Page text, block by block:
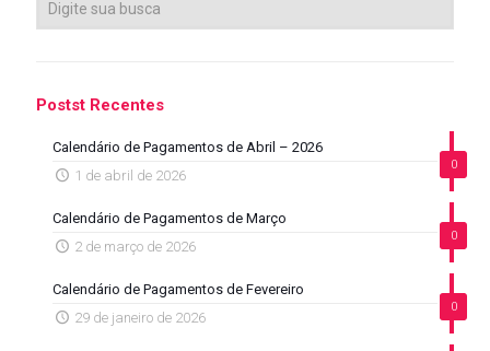
Postst Recentes
0
Calendário de Pagamentos de Abril – 2026
1 de abril de 2026
0
Calendário de Pagamentos de Março
2 de março de 2026
0
Calendário de Pagamentos de Fevereiro
29 de janeiro de 2026